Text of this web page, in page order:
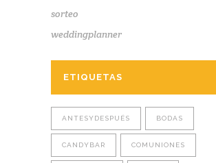
sorteo
weddingplanner
ETIQUETAS
ANTESYDESPUÉS BODAS
CANDYBAR COMUNIONES